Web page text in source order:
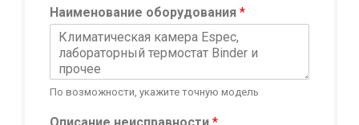
ф
е
л
е
Наименование оборудования *
По возможности, укажите точную модель